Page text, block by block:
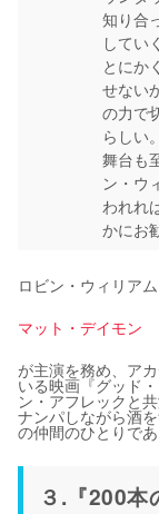
知り合
してい
とにか
せない
の力で
らしい
舞台も
ン・ウ
われれ
かにお
ロビン・ウィリア
マット・デイモン
が主演を務め、ア
いる映画『グッド
ン・アフレックと
ナンパしながら酒
の仲間のひとりで
３.『200